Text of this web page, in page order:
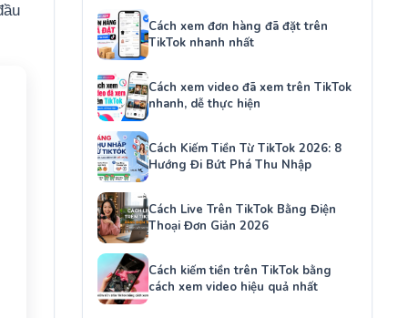
Cách xem đơn hàng đã đặt trên
TikTok nhanh nhất
Cách xem video đã xem trên TikTok
nhanh, dễ thực hiện
Cách Kiếm Tiền Từ TikTok 2026: 8
Hướng Đi Bứt Phá Thu Nhập
Cách Live Trên TikTok Bằng Điện
Thoại Đơn Giản 2026
Cách kiếm tiền trên TikTok bằng
cách xem video hiệu quả nhất